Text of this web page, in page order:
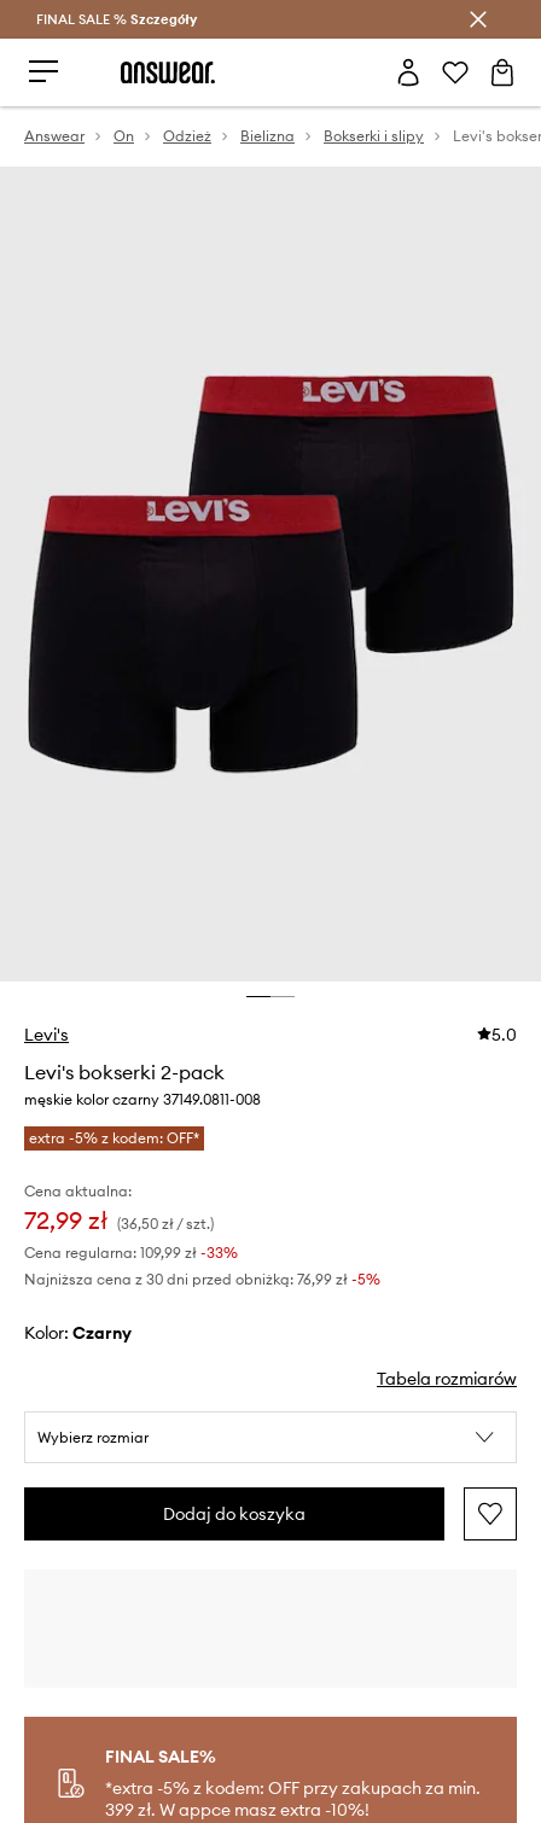
Oszczędzaj z Answear Club >
FINAL SALE % Szczegóły
Answear On Odzież Bielizna Bokserki i slipy Levi's
Levi's 5.0
Levi's bokserki 2-pack
męskie kolor czarny 37149.0811-008
extra -5% z kodem: OFF*
Cena aktualna:
72,99 zł (36,50 zł / szt.)
Cena regularna: 109,99 zł -33%
Najniższa cena z 30 dni przed obniżką: 76,99 zł -5%
Kolor: czarny
Tabela rozmiarów
Wybierz rozmiar
Dodaj do koszyka
FINAL SALE%
*extra -5% z kodem: OFF przy zakupach za min.
399 zł. W appce masz extra -10%!